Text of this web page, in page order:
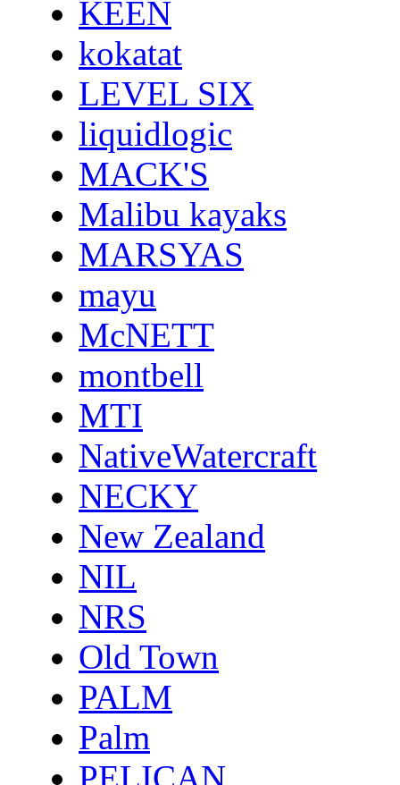
KEEN
kokatat
LEVEL SIX
liquidlogic
MACK'S
Malibu kayaks
MARSYAS
mayu
McNETT
montbell
MTI
NativeWatercraft
NECKY
New Zealand
NIL
NRS
Old Town
PALM
Palm